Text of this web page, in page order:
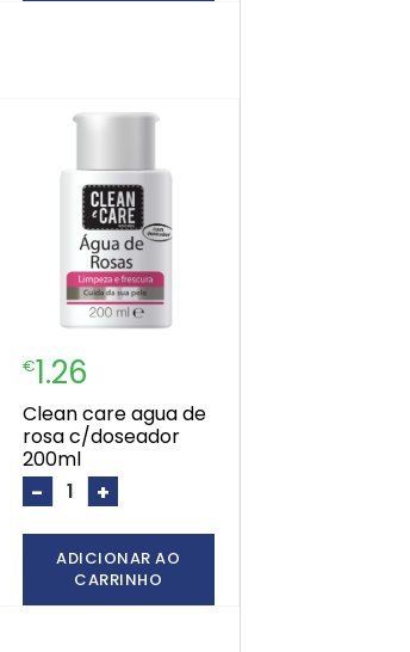
€1.26
clean care agua de
rosa c/doseador
200ml
- +
ADICIONAR AO
CARRINHO